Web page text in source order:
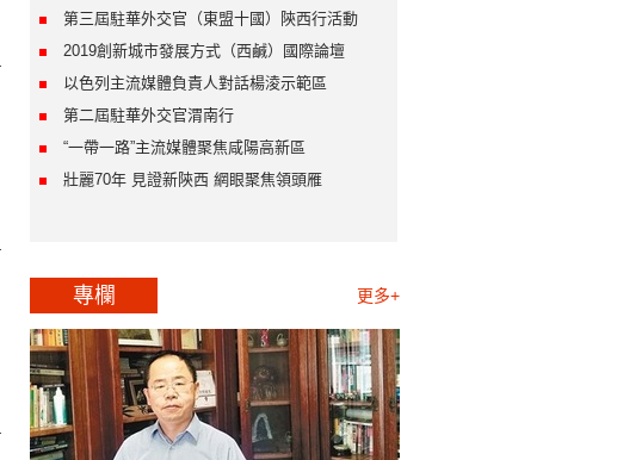
勉縣 市行走進陝西
第三屆駐華外交官（東盟十國）陝西行活動
2019創新城市發展方式（西鹹）國際論壇
以色列主流媒體負責人對話楊淩示範區
第二屆駐華外交官渭南行
“一帶一路”主流媒體聚焦咸陽高新區
壯麗70年 見證新陝西 網眼聚焦領頭雁
專欄 更多+